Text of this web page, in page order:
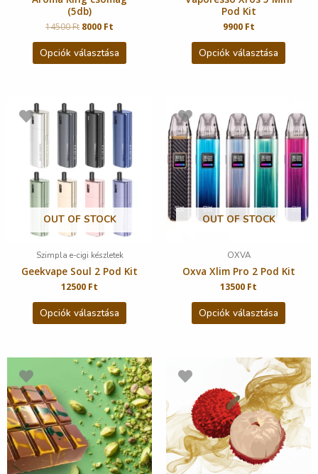
(5db)
14500Ft 8000 Ft
Opciók választása
Pod Kit
9900 Ft
Opciók választása
OUT OF STOCK
Szimpla e-cigi készletek
Geekvape Soul 2 Pod Kit
12500 Ft
Opciók választása
OUT OF STOCK
OXVA
Oxva Xlim Pro 2 Pod Kit
13500 Ft
Opciók választása